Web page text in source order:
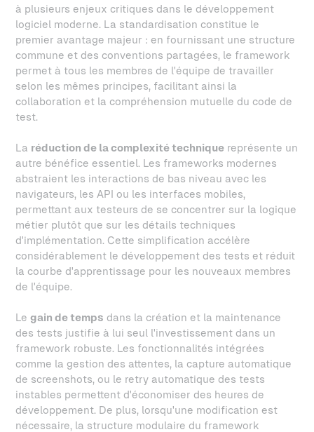
à plusieurs enjeux critiques dans le développement
logiciel moderne. La standardisation constitue le
premier avantage majeur : en fournissant une structure
commune et des conventions partagées, le framework
permet à tous les membres de l'équipe de travailler
selon les mêmes principes, facilitant ainsi la
collaboration et la compréhension mutuelle du code de
test.
La réduction de la complexité technique représente un
autre bénéfice essentiel. Les frameworks modernes
abstraient les interactions de bas niveau avec les
navigateurs, les API ou les interfaces mobiles,
permettant aux testeurs de se concentrer sur la logique
métier plutôt que sur les détails techniques
d'implémentation. Cette simplification accélère
considérablement le développement des tests et réduit
la courbe d'apprentissage pour les nouveaux membres
de l'équipe.
Legain de temps dans la création et la maintenance
des tests justifie à lui seul l'investissement dans un
framework robuste. Les fonctionnalités intégrées
comme la gestion des attentes, la capture automatique
de screenshots, ou le retry automatique des tests
instables permettent d'économiser des heures de
développement. De plus, lorsqu'une modification est
nécessaire, la structure modulaire du framework